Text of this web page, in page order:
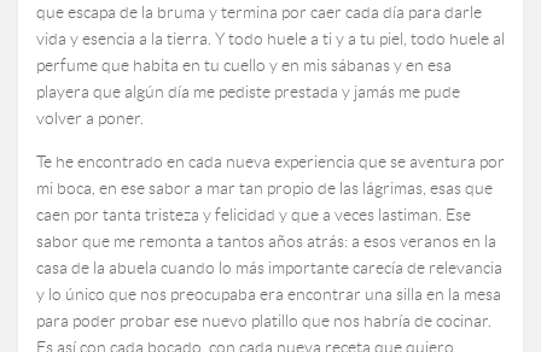
que escapa de la bruma y termina por caer cada día para darle
vida y esencia a la tierra. Y todo huele a ti y a tu piel, todo huele al
perfume que habita en tu cuello y en mis sábanas y en esa
playera que algún día me pediste prestada y jamás me pude
volver a poner.
Te he encontrado en cada nueva experiencia que se aventura por
mi boca, en ese sabor a mar tan propio de las lágrimas, esas que
caen por tanta tristeza y felicidad y que a veces lastiman. Ese
sabor que me remonta a tantos años atrás: a esos veranos en la
casa de la abuela cuando lo más importante carecía de relevancia
y lo único que nos preocupaba era encontrar una silla en la mesa
para poder probar ese nuevo platillo que nos habría de cocinar.
Es así con cada bocado, con cada nueva receta que quiero